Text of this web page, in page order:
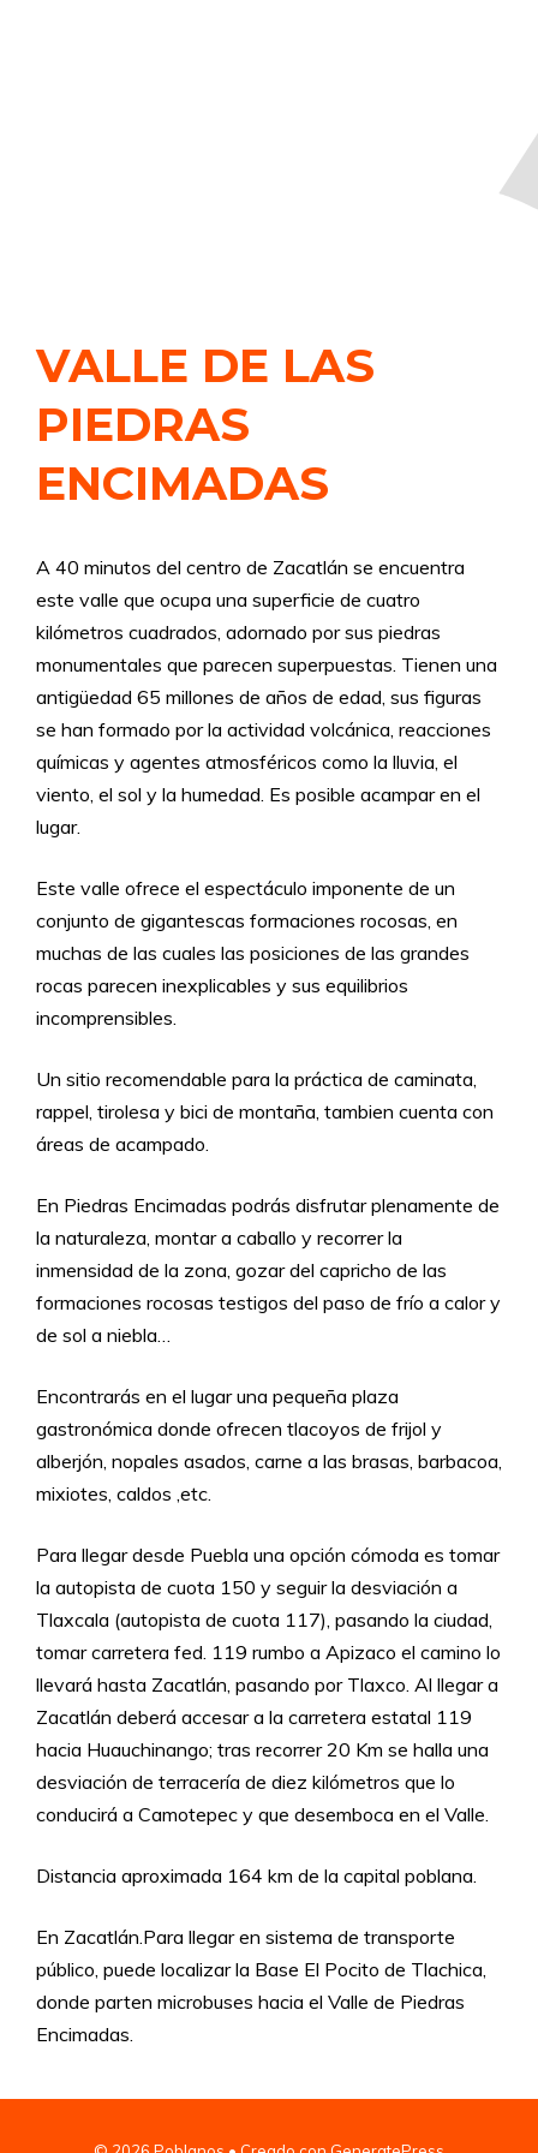
VALLE DE LAS
PIEDRAS
ENCIMADAS
A 40 minutos del centro de Zacatlán se encuentra
este valle que ocupa una superficie de cuatro
kilómetros cuadrados, adornado por sus piedras
monumentales que parecen superpuestas. Tienen una
antigüedad 65 millones de años de edad, sus figuras
se han formado por la actividad volcánica, reacciones
químicas y agentes atmosféricos como la lluvia, el
viento, el sol y la humedad. Es posible acampar en el
lugar.
Este valle ofrece el espectáculo imponente de un
conjunto de gigantescas formaciones rocosas, en
muchas de las cuales las posiciones de las grandes
rocas parecen inexplicables y sus equilibrios
incomprensibles.
Un sitio recomendable para la práctica de caminata,
rappel, tirolesa y bici de montaña, tambien cuenta con
áreas de acampado.
En Piedras Encimadas podrás disfrutar plenamente de
la naturaleza, montar a caballo y recorrer la
inmensidad de la zona, gozar del capricho de las
formaciones rocosas testigos del paso de frío a calor y
de sol a niebla…
Encontrarás en el lugar una pequeña plaza
gastronómica donde ofrecen tlacoyos de frijol y
alberjón, nopales asados, carne a las brasas, barbacoa,
mixiotes, caldos ,etc.
Para llegar desde Puebla una opción cómoda es tomar
la autopista de cuota 150 y seguir la desviación a
Tlaxcala (autopista de cuota 117), pasando la ciudad,
tomar carretera fed. 119 rumbo a Apizaco el camino lo
llevará hasta Zacatlán, pasando por Tlaxco. Al llegar a
Zacatlán deberá accesar a la carretera estatal 119
hacia Huauchinango; tras recorrer 20 Km se halla una
desviación de terracería de diez kilómetros que lo
conducirá a Camotepec y que desemboca en el Valle.
Distancia aproximada 164 km de la capital poblana.
En Zacatlán.Para llegar en sistema de transporte
público, puede localizar la Base El Pocito de Tlachica,
donde parten microbuses hacia el Valle de Piedras
Encimadas.